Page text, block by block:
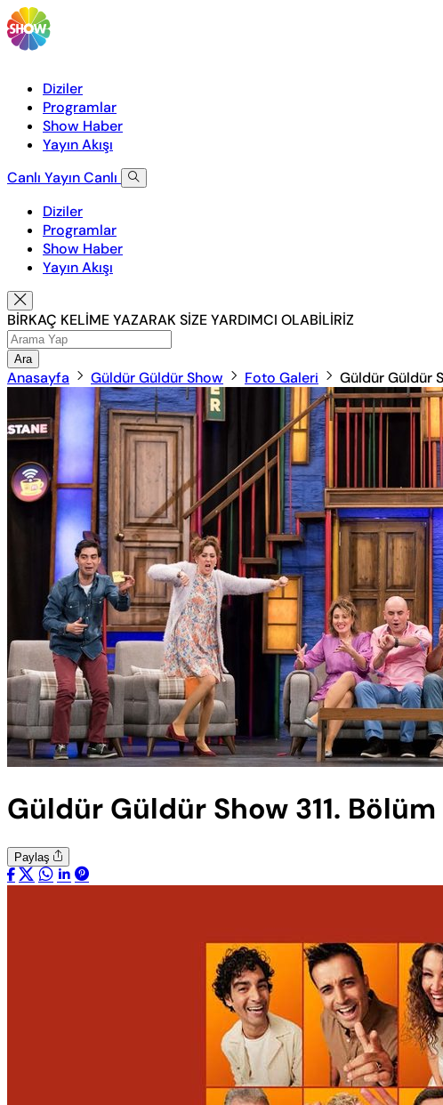
Diziler
Programlar
Show Haber
Yayın Akışı
Canlı YayınCanlı
Diziler
Programlar
Show Haber
Yayın Akışı
BİRKAÇ KELİME YAZARAK SİZE YARDIMCI OLABİLİRİZ
Ara
Anasayfa Güldür Güldür Show Foto Galeri Güldür Güldür
Güldür Güldür Show 311.
Paylaş